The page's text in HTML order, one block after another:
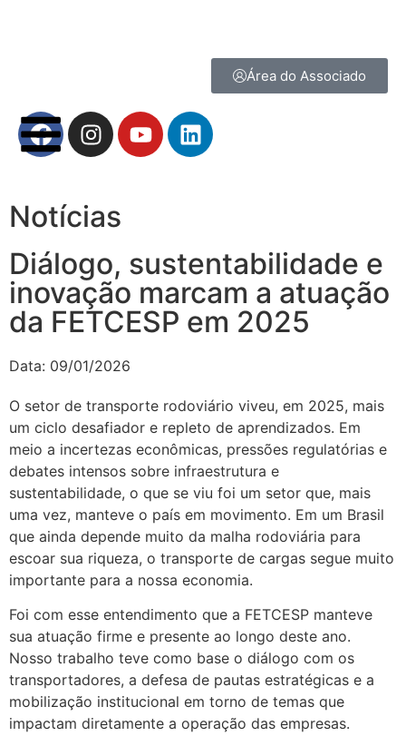
Área do Associado
Notícias
Diálogo, sustentabilidade e
inovação marcam a atuação
da FETCESP em 2025
Data: 09/01/2026
O setor de transporte rodoviário viveu, em 2025, mais
um ciclo desafiador e repleto de aprendizados. Em
meio a incertezas econômicas, pressões regulatórias e
debates intensos sobre infraestrutura e
sustentabilidade, o que se viu foi um setor que, mais
uma vez, manteve o país em movimento. Em um Brasil
que ainda depende muito da malha rodoviária para
escoar sua riqueza, o transporte de cargas segue muito
importante para a nossa economia.
Foi com esse entendimento que a FETCESP manteve
sua atuação firme e presente ao longo deste ano.
Nosso trabalho teve como base o diálogo com os
transportadores, a defesa de pautas estratégicas e a
mobilização institucional em torno de temas que
impactam diretamente a operação das empresas.